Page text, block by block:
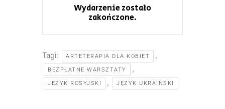
Wydarzenie zostało
zakończone.
Tagi: ARTETERAPIA DLA KOBIET ,
BEZPŁATNE WARSZTATY ,
JĘZYK ROSYJSKI , JĘZYK UKRAIŃSKI